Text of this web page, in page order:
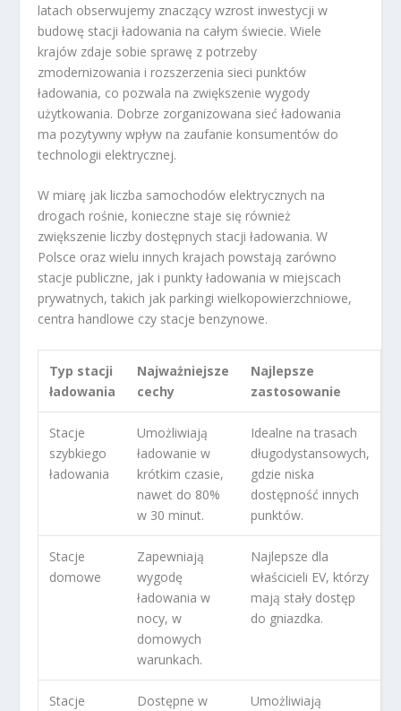
latach obserwujemy znaczący wzrost inwestycji w
budowę stacji ładowania na całym świecie. Wiele
krajów zdaje sobie sprawę z potrzeby
zmodernizowania i rozszerzenia sieci punktów
ładowania, co pozwala na zwiększenie wygody
użytkowania. Dobrze zorganizowana sieć ładowania
ma pozytywny wpływ na zaufanie konsumentów do
technologii elektrycznej.
W miarę jak liczba samochodów elektrycznych na
drogach rośnie, konieczne staje się również
zwiększenie liczby dostępnych stacji ładowania. W
Polsce oraz wielu innych krajach powstają zarówno
stacje publiczne, jak i punkty ładowania w miejscach
prywatnych, takich jak parkingi wielkopowierzchniowe,
centra handlowe czy stacje benzynowe.
Typ stacji
ładowania
Najważniejsze
cechy
Najlepsze
zastosowanie
Stacje
szybkiego
ładowania
Umożliwiają
ładowanie w
krótkim czasie,
nawet do 80%
w 30 minut.
Idealne na trasach
długodystansowych,
gdzie niska
dostępność innych
punktów.
Stacje
domowe
Zapewniają
wygodę
ładowania w
nocy, w
domowych
warunkach.
Najlepsze dla
właścicieli EV, którzy
mają stały dostęp
do gniazdka.
Stacje Dostępne w Umożliwiają